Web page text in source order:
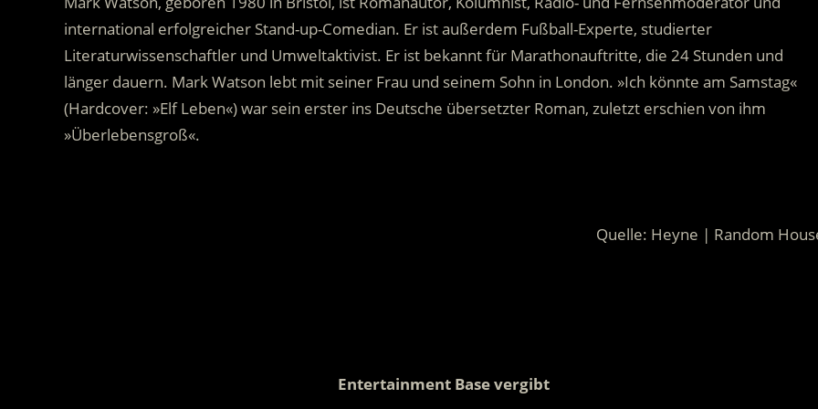
international erfolgreicher Stand-up-Comedian. Er ist außerdem Fußball-Experte, studierter
Literaturwissenschaftler und Umweltaktivist. Er ist bekannt für Marathonauftritte, die 24 Stunden und
länger dauern. Mark Watson lebt mit seiner Frau und seinem Sohn in London. »Ich könnte am Samstag«
(Hardcover: »Elf Leben«) war sein erster ins Deutsche übersetzter Roman, zuletzt erschien von ihm
»Überlebensgroß«.
Quelle: Heyne | Random
Entertainment Base vergibt